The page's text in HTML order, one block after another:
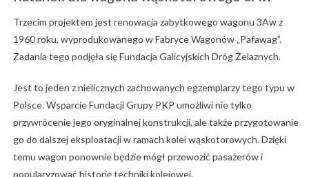
Trzecim projektem jest renowacja zabytkowego wagonu 3Aw z
1960 roku, wyprodukowanego w Fabryce Wagonów „Pafawag”.
Zadania tego podjęła się Fundacja Galicyjskich Dróg Żelaznych.
Jest to jeden z nielicznych zachowanych egzemplarzy tego typu w
Polsce. Wsparcie Fundacji Grupy PKP umożliwi nie tylko
przywrócenie jego oryginalnej konstrukcji, ale także przygotowanie
go do dalszej eksploatacji w ramach kolei wąskotorowych. Dzięki
temu wagon ponownie będzie mógł przewozić pasażerów i
popularyzować historię techniki kolejowej.